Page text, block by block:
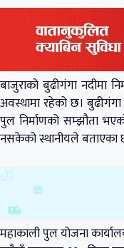
बाजुराको बुढीगंगा नदीमा
अवस्थामा रहेको छ।
पुल निर्माणको सम्झौता
नसकेको स्थानीयले बताएका
महाकाली पुल योजना